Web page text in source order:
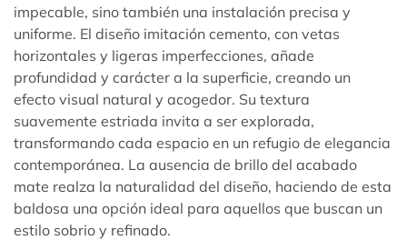
impecable, sino también una instalación precisa y
uniforme. El diseño imitación cemento, con vetas
horizontales y ligeras imperfecciones, añade
profundidad y carácter a la superficie, creando un
efecto visual natural y acogedor. Su textura
suavemente estriada invita a ser explorada,
transformando cada espacio en un refugio de elegancia
contemporánea. La ausencia de brillo del acabado
mate realza la naturalidad del diseño, haciendo de esta
baldosa una opción ideal para aquellos que buscan un
estilo sobrio y refinado.